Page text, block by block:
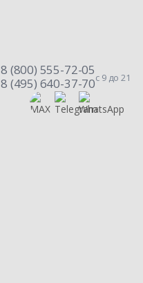
8 (800) 555-72-05
8 (495) 640-37-70с 9 до 21